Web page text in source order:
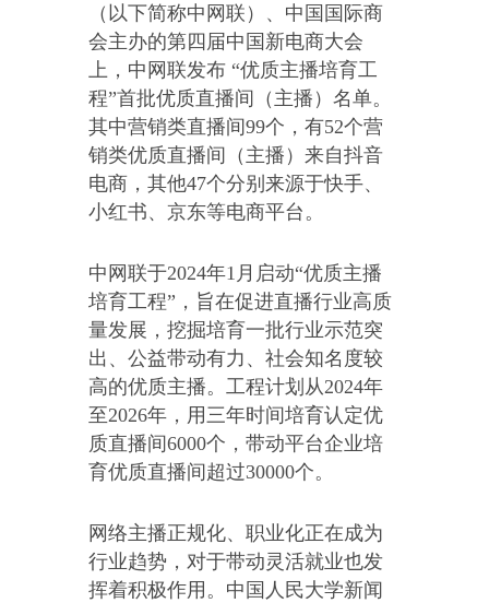
（以下简称中网联）、中国国际商
会主办的第四届中国新电商大会
上，中网联发布 “优质主播培育工
程”首批优质直播间（主播）名单。
其中营销类直播间99个，有52个营
销类优质直播间（主播）来自抖音
电商，其他47个分别来源于快手、
小红书、京东等电商平台。
中网联于2024年1月启动“优质主播
培育工程”，旨在促进直播行业高质
量发展，挖掘培育一批行业示范突
出、公益带动有力、社会知名度较
高的优质主播。工程计划从2024年
至2026年，用三年时间培育认定优
质直播间6000个，带动平台企业培
育优质直播间超过30000个。
网络主播正规化、职业化正在成为
行业趋势，对于带动灵活就业也发
挥着积极作用。中国人民大学新闻